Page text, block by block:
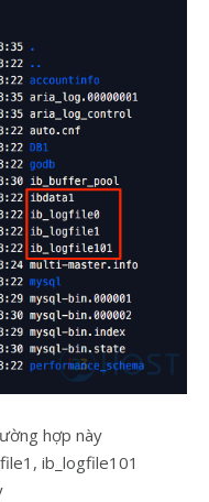
hợp này
ib_logfile101